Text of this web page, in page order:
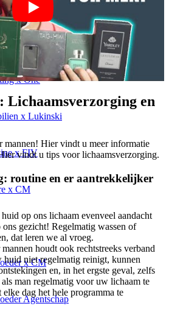
Reality
x CM
x One
x Lukinski
x FIV
x CM
x CM
Agentschap
Lichaamsverzorging en
mannen! Hier vindt u meer informatie
vindt u tips voor lichaamsverzorging.
routine en er aantrekkelijker
op ons lichaam evenveel aandacht
gezicht! Regelmatig wassen of
dat leren we al vroeg.
houdt ook rechtstreeks verband
niet regelmatig reinigt, kunnen
en, in het ergste geval, zelfs
man regelmatig voor uw lichaam te
dag het hele programma te